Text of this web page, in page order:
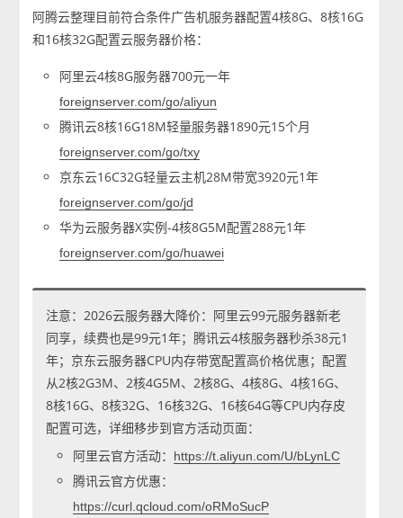
阿腾云整理目前符合条件广告机服务器配置4核8G、8核16G
和16核32G配置云服务器价格：
阿里云4核8G服务器700元一年
foreignserver.com/go/aliyun
腾讯云8核16G18M轻量服务器1890元15个月
foreignserver.com/go/txy
京东云16C32G轻量云主机28M带宽3920元1年
foreignserver.com/go/jd
华为云服务器X实例-4核8G5M配置288元1年
foreignserver.com/go/huawei
注意：2026云服务器大降价：阿里云99元服务器新老
同享，续费也是99元1年；腾讯云4核服务器秒杀38元1
年；京东云服务器CPU内存带宽配置高价格优惠；配置
从2核2G3M、2核4G5M、2核8G、4核8G、4核16G、
8核16G、8核32G、16核32G、16核64G等CPU内存皮
配置可选，详细移步到官方活动页面：
阿里云官方活动：
https://t.aliyun.com/U/bLynLC
腾讯云官方优惠：
https://curl.qcloud.com/oRMoSucP